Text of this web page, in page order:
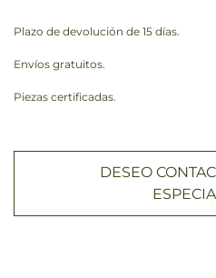
Plazo de devolución de 15 días.
Envíos gratuitos.
Piezas certificadas.
DESEO